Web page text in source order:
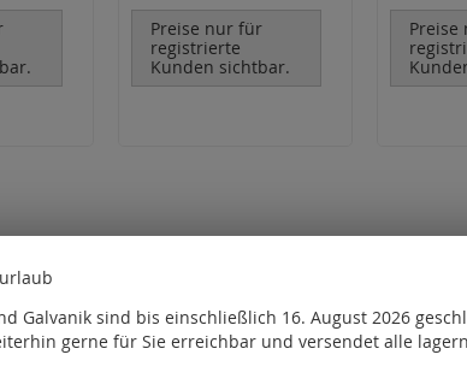
Preise nur für
registrierte
Kunden sichtbar.
Galvanik sind bis einschließlich 16. August 2026
gerne für Sie erreichbar und versendet alle